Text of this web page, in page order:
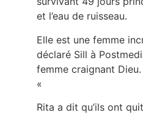
et l’eau de ruisseau.
Elle est une femme
déclaré Sill à
femme craignant
«
Rita a dit qu’ils ont